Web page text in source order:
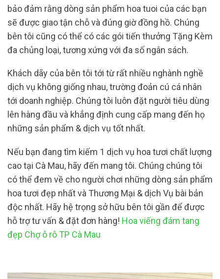
bảo đảm rằng dòng sản phẩm hoa tuoi của các bạn
sẽ được giao tận chỗ và đúng giờ đồng hồ. Chúng
bên tôi cũng có thể có các gói tiến thưởng Tặng Kèm
đa chủng loại, tương xứng với đa số ngân sách.
Khách dãy của bên tôi tới từ rất nhiều nghành nghề
dịch vụ không giống nhau, trường đoản cú cá nhân
tới doanh nghiệp. Chúng tôi luôn đặt người tiêu dùng
lên hàng đầu và khẳng định cung cấp mang đến họ
những sản phẩm & dịch vụ tốt nhất.
Nếu bạn đang tìm kiếm 1 dịch vụ hoa tươi chất lượng
cao tại Cà Mau, hãy đến mang tôi. Chúng chúng tôi
có thể đem về cho người chơi những dòng sản phẩm
hoa tươi đẹp nhất và Thương Mại & dịch Vụ bài bản
độc nhất. Hãy hệ trọng sở hữu bên tôi gần để được
hỗ trợ tư vấn & đặt đơn hàng! Hoa viếng đám tang
đẹp Chợ ô rô TP Cà Mau